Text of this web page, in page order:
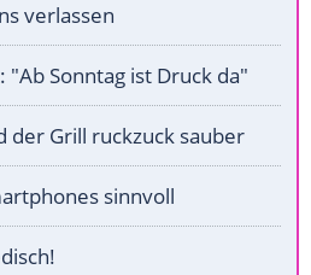
verlassen
"Ab Sonntag ist Druck da"
der Grill ruckzuck sauber
sinnvoll